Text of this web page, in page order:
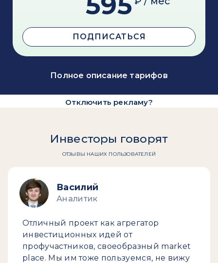
ПОДПИСАТЬСЯ
Полное описание тарифов
Отключить рекламу?
Инвесторы говорят
ОТЗЫВЫ НАШИХ ПОЛЬЗОВАТЕЛЕЙ
Василий
Аналитик
Отличный проект как агрегатор
инвестиционных идей от
профучастников, своеобразный market
place. Мы им тоже пользуемся, не вижу